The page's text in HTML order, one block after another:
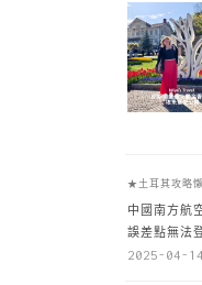
★土耳其攻略
中國南方航
誤差點無法
2025-04-14